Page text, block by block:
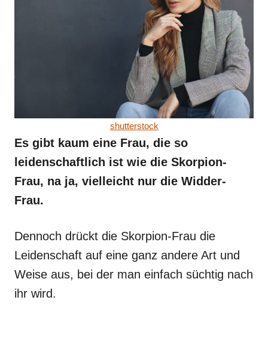
shutterstock
Es gibt kaum eine Frau, die so
leidenschaftlich ist wie die Skorpion-
Frau, na ja, vielleicht nur die Widder-
Frau.
Dennoch drückt die Skorpion-Frau die
Leidenschaft auf eine ganz andere Art und
Weise aus, bei der man einfach süchtig nach
ihr wird.